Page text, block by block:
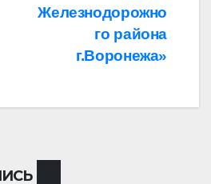
Железнодорожно
го района
г.Воронежа»